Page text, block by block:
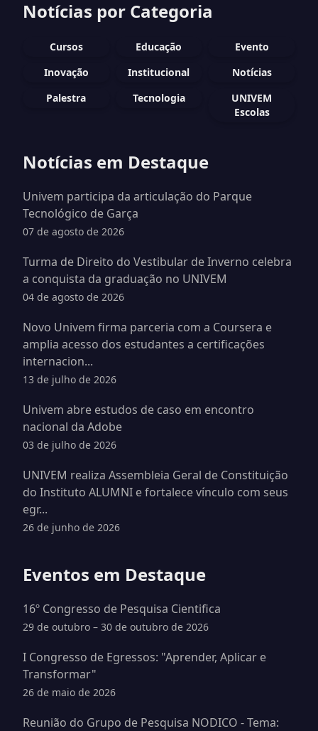
Notícias por Categoria
Cursos Educação
Evento
Inovação
Institucional
Notícias
Palestra
Tecnologia
UNIVEM
Escolas
Notícias em Destaque
Univem participa da articulação do Parque
Tecnológico de Garça
07 de agosto de 2026
Turma de Direito do Vestibular de Inverno celebra
a conquista da graduação no UNIVEM
04 de agosto de 2026
Novo Univem firma parceria com a Coursera e
amplia acesso dos estudantes a certificações
internacion...
13 de julho de 2026
Univem abre estudos de caso em encontro
nacional da Adobe
03 de julho de 2026
UNIVEM realiza Assembleia Geral de Constituição
do Instituto ALUMNI e fortalece vínculo com seus
egr...
26 de junho de 2026
Eventos em Destaque
16º Congresso de Pesquisa Cientifica
29 de outubro – 30 de outubro de 2026
I Congresso de Egressos: "Aprender, Aplicar e
Transformar"
26 de maio de 2026
Reunião do Grupo de Pesquisa NODICO - Tema: